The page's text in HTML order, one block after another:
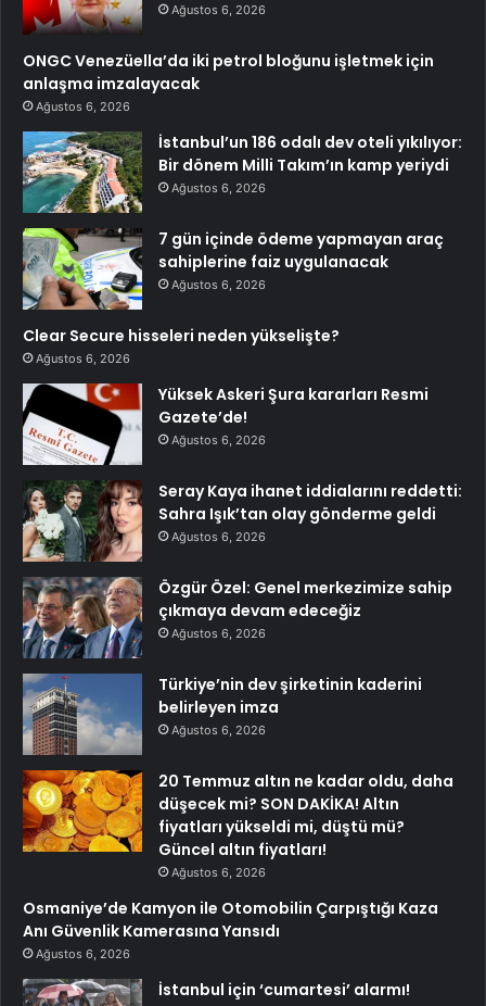
Ağustos 6, 2026
ONGC Venezüella’da iki petrol bloğunu işletmek için
anlaşma imzalayacak
Ağustos 6, 2026
İstanbul’un 186 odalı dev oteli yıkılıyor:
Bir dönem Milli Takım’ın kamp yeriydi
Ağustos 6, 2026
7 gün içinde ödeme yapmayan araç
sahiplerine faiz uygulanacak
Ağustos 6, 2026
Clear Secure hisseleri neden yükselişte?
Ağustos 6, 2026
Yüksek Askeri Şura kararları Resmi
Gazete’de!
Ağustos 6, 2026
Seray Kaya ihanet iddialarını reddetti:
Sahra Işık’tan olay gönderme geldi
Ağustos 6, 2026
Özgür Özel: Genel merkezimize sahip
çıkmaya devam edeceğiz
Ağustos 6, 2026
Türkiye’nin dev şirketinin kaderini
belirleyen imza
Ağustos 6, 2026
20 Temmuz altın ne kadar oldu, daha
düşecek mi? SON DAKİKA! Altın
fiyatları yükseldi mi, düştü mü?
Güncel altın fiyatları!
Ağustos 6, 2026
Osmaniye’de Kamyon ile Otomobilin Çarpıştığı Kaza
Anı Güvenlik Kamerasına Yansıdı
Ağustos 6, 2026
İstanbul için ‘cumartesi’ alarmı!